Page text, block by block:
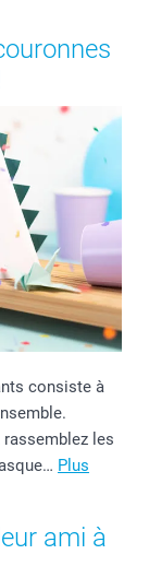
consiste à
rassemblez les
Plus
ami à